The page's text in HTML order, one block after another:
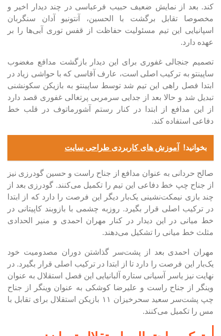
کند. بعد از نمایش ضعیف حبیب فرعباسی در چند دیدار اخیر و
مخصوصا تقابل برگشت با الحسین، آنتونیو آدان سنگربان
اسپانیایی این تیم مسئولیت حفاظت از قفس توری آبی‌ها را بر
عهده دارد.
تصمیم جنجالی غفوری برای این دیدار بازگشت مدافع مغضوب
ساپینتو به ترکیب اصلی است، عارف آقاسی که با حواشی زیاد در
ابتدا فصل راهی این تیم شد توسط ساپینتو به بازیکن سکونشنی
تبدیل شد و حالا بعد از جدایی سرمربی پرتغالی غفوری قصد دارد
از این مدافع از ابتدا در کنار رستم آشورماتوف در قلب خط
دفاعی استفاده کند.
بخوانید! آموزش های کاربردی طراحی سایت
صالح حردانی به عنوان مدافع از جناح راست و حسین گودرزی نیز
از جناح چپ خط دفاعی این تیم را تکمیل می‌کنند. گودرزی بعد از
چند بازی نیمکت‌نشینی یک‌بار دیگر این فرصت را دارد که از ابتدا
در ترکیب اصلی قرار بگیرد. روزبه چشمی با بازوبند کاپیتانی در
خط میانی در این دیدار در کنار مهران احمدی و منیر الحدادی
مثلث خط میانی را تشکیل می‌دهند.
مهران احمدی بعد از پشت‌سر گذاشتن دوران مصدومیت خود
یک‌بار این فرصت را دارد تا از ابتدا در ترکیب اصلی قرار بگیرد. در
نهایت نیز یاسر آسیانی ستاره آلبانیایی این فصل استقلال به عنوان
وینگر از جناح راست و علیرضا کوشکی به عنوان وینگر از جناح
چپ پشت‌سر سعید سحرخیزان ۱۱ بازیکن استقلال برای تقابل با
مس را تکمیل می‌کنند.